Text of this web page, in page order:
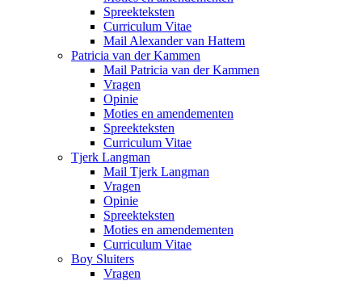
Spreekteksten
Curriculum Vitae
Mail Alexander van Hattem
Patricia van der Kammen
Mail Patricia van der Kammen
Vragen
Opinie
Moties en amendementen
Spreekteksten
Curriculum Vitae
Tjerk Langman
Mail Tjerk Langman
Vragen
Opinie
Spreekteksten
Moties en amendementen
Curriculum Vitae
Boy Sluiters
Vragen